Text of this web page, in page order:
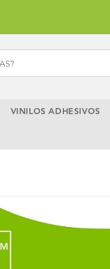
VINILOS ADHESIVOS